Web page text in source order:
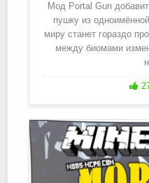
Мод Portal Gun
пушку из
миру станет гораздо
между биомами